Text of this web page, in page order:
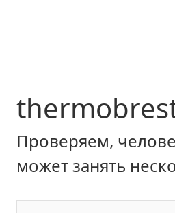
Проверяем,
может занять